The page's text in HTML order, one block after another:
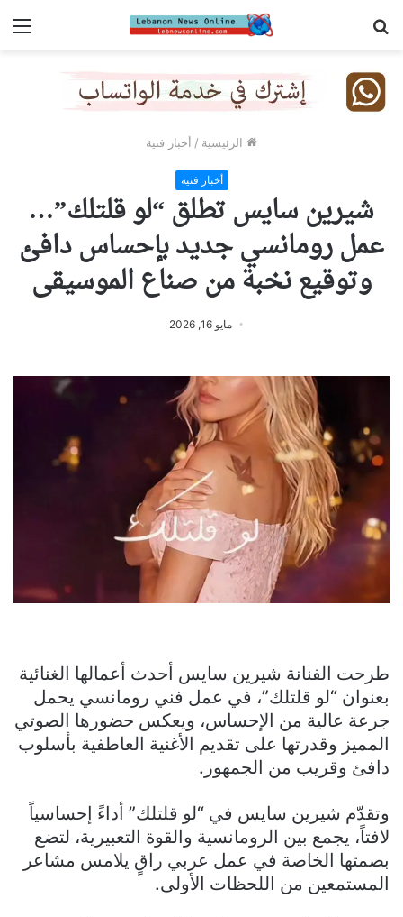
الرئيسية / أخبار فنية
أخبار فنية
شيرين سايس تطلق “لو قلتلك”…
عمل رومانسي جديد بإحساس دافئ
وتوقيع نخبة من صناع الموسيقى
مايو 16, 2026
طرحت الفنانة شيرين سايس أحدث أعمالها الغنائية
بعنوان “لو قلتلك”، في عمل فني رومانسي يحمل
جرعة عالية من الإحساس، ويعكس حضورها الصوتي
المميز وقدرتها على تقديم الأغنية العاطفية بأسلوب
دافئ وقريب من الجمهور.
وتقدّم شيرين سايس في “لو قلتلك” أداءً إحساسياً
لافتاً، يجمع بين الرومانسية والقوة التعبيرية، لتضع
بصمتها الخاصة في عمل عربي راقٍ يلامس مشاعر
المستمعين من اللحظات الأولى.